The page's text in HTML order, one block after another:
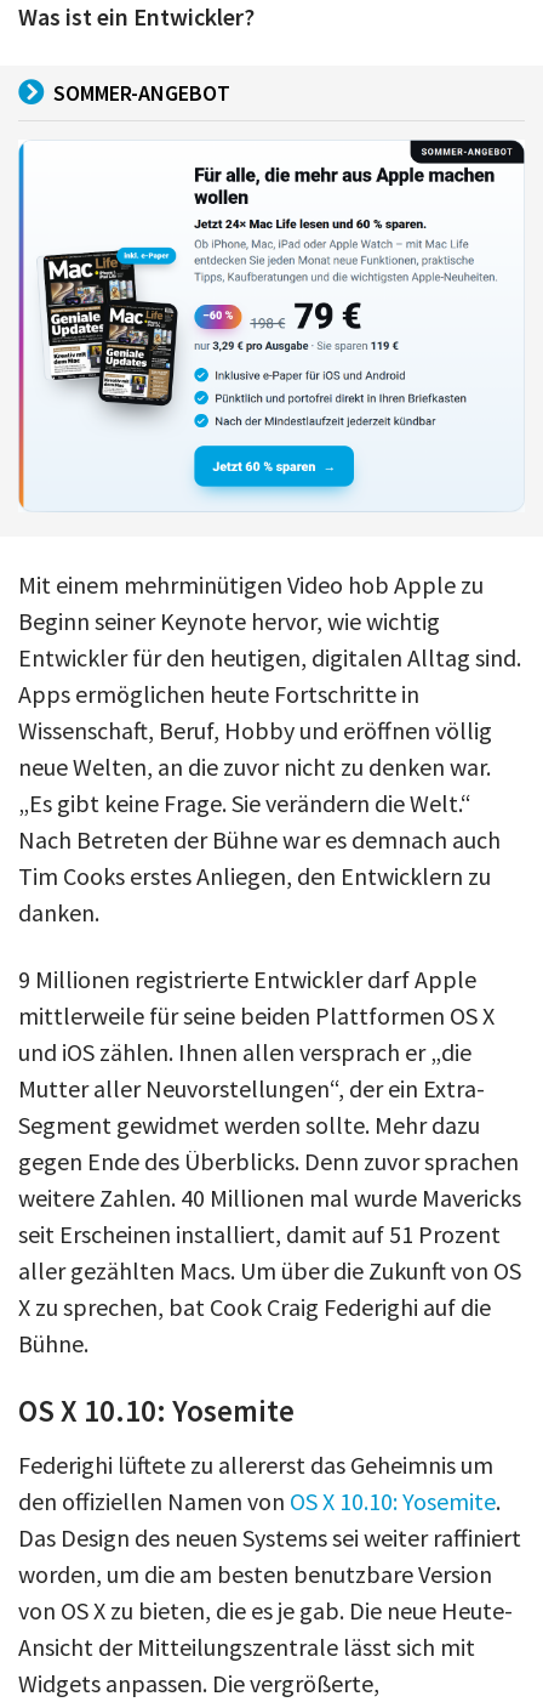
Was ist ein Entwickler?
SOMMER-ANGEBOT
Mit einem mehrminütigen Video hob Apple zu
Beginn seiner Keynote hervor, wie wichtig
Entwickler für den heutigen, digitalen Alltag sind.
Apps ermöglichen heute Fortschritte in
Wissenschaft, Beruf, Hobby und eröffnen völlig
neue Welten, an die zuvor nicht zu denken war.
„Es gibt keine Frage. Sie verändern die Welt.“
Nach Betreten der Bühne war es demnach auch
Tim Cooks erstes Anliegen, den Entwicklern zu
danken.
9 Millionen registrierte Entwickler darf Apple
mittlerweile für seine beiden Plattformen OS X
und iOS zählen. Ihnen allen versprach er „die
Mutter aller Neuvorstellungen“, der ein Extra-
Segment gewidmet werden sollte. Mehr dazu
gegen Ende des Überblicks. Denn zuvor sprachen
weitere Zahlen. 40 Millionen mal wurde Mavericks
seit Erscheinen installiert, damit auf 51 Prozent
aller gezählten Macs. Um über die Zukunft von OS
X zu sprechen, bat Cook Craig Federighi auf die
Bühne.
OS X 10.10: Yosemite
Federighi lüftete zu allererst das Geheimnis um
den offiziellen Namen von OS X 10.10: Yosemite.
Das Design des neuen Systems sei weiter raffiniert
worden, um die am besten benutzbare Version
von OS X zu bieten, die es je gab. Die neue Heute-
Ansicht der Mitteilungszentrale lässt sich mit
Widgets anpassen. Die vergrößerte,